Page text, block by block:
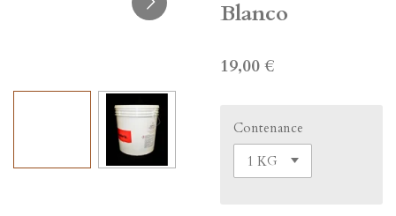
Blanco
19,00 €
Contenance